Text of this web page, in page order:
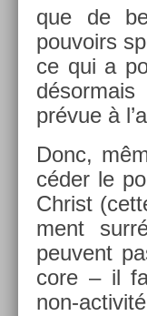
que de
pouvoirs
ce qui a
prévue à
Donc,
céder le
Chr­ist
ment
peuvent
core – il
non-